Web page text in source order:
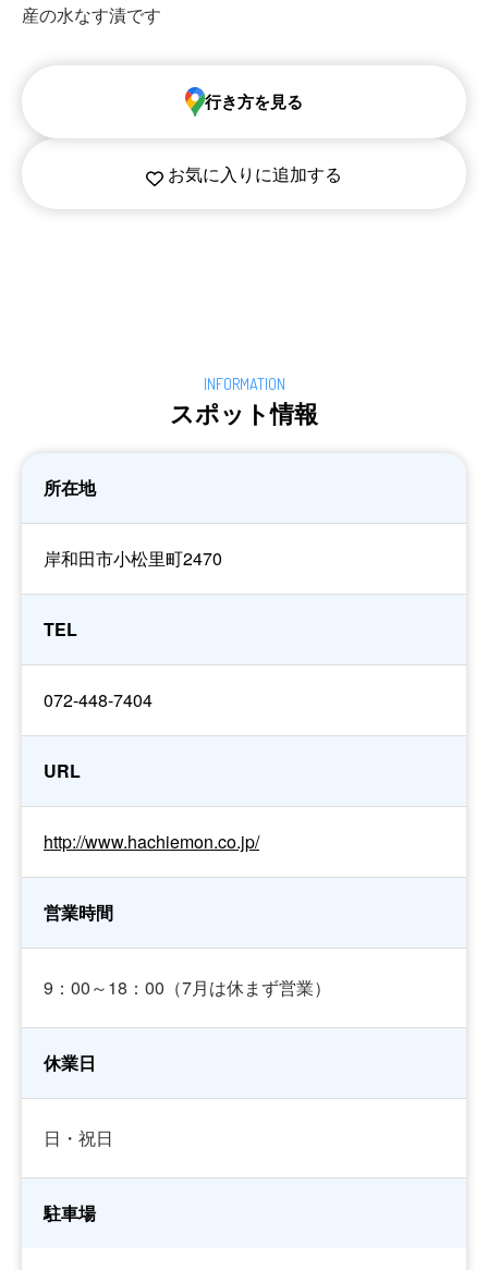
産の水なす漬です
お気に入りに追加する
行き方を見る
スポット情報
所在地
岸和田市小松里町2470
TEL
072-448-7404
URL
http://www.hachiemon.co.jp/
営業時間
9：00～18：00（7月は休まず営業）
休業日
日・祝日
駐車場